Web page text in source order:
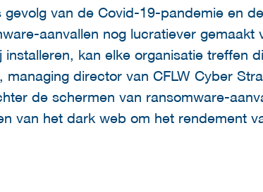
gevolg van de Covid-19-pandemie en
aanvallen nog lucratiever gemaakt
kan elke organisatie treffen
director van CFLW Cyber
de schermen van ransomware-
van het dark web om het rendement